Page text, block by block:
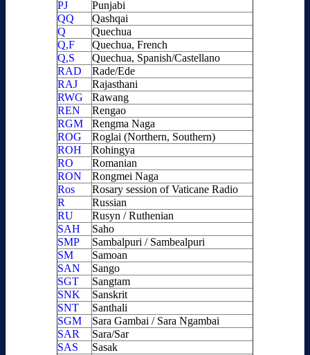
PJ
Punjabi
QQ
Qashqai
Q
Quechua
Q,F
Quechua, French
Q,S
Quechua, Spanish/Castellano
RAD
Rade/Ede
RAJ
Rajasthani
RWG
Rawang
REN
Rengao
RGM
Rengma Naga
ROG
Roglai (Northern, Southern)
ROH
Rohingya
RO
Romanian
RON
Rongmei Naga
Ros
Rosary session of Vaticane Radio
R
Russian
RU
Rusyn / Ruthenian
SAH
Saho
SMP
Sambalpuri / Sambealpuri
SM
Samoan
SAN
Sango
SGT
Sangtam
SNK
Sanskrit
SNT
Santhali
SGM
Sara Gambai / Sara Ngambai
SAR
Sara/Sar
SAS
Sasak